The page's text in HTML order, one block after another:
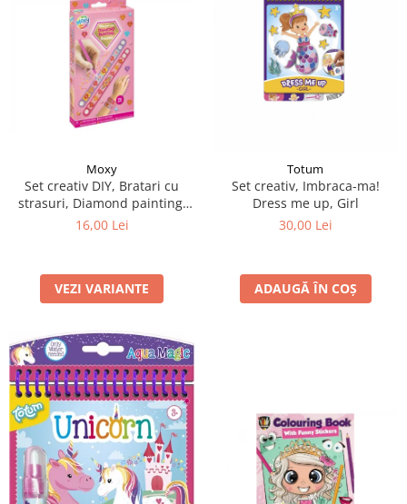
Moxy
Set creativ DIY, Bratari cu
strasuri, Diamond painting,
roz
16,00 Lei
VEZI VARIANTE
Totum
Set creativ, Imbraca-ma!
Dress me up, Girl
30,00 Lei
ADAUGĂ ÎN COȘ